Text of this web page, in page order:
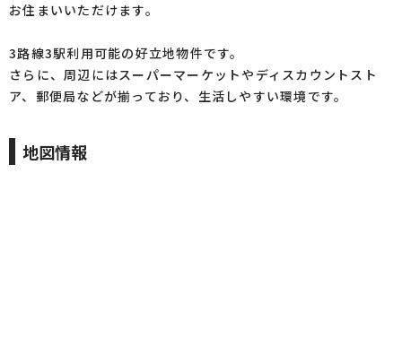
お住まいいただけます。
3路線3駅利用可能の好立地物件です。
さらに、周辺にはスーパーマーケットやディスカウントスト
ア、郵便局などが揃っており、生活しやすい環境です。
地図情報